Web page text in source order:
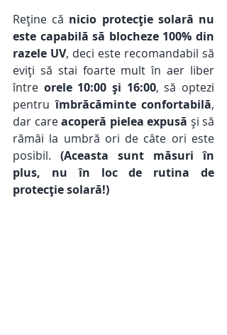
Reține că nicio protecție solară nu
este capabilă să blocheze 100% din
razele UV, deci este recomandabil să
eviți să stai foarte mult în aer liber
între orele 10:00 și 16:00, să optezi
pentru îmbrăcăminte confortabilă,
dar care acoperă pielea expusă și să
rămâi la umbră ori de câte ori este
posibil. (Aceasta sunt măsuri în
plus, nu în loc de rutina de
protecție solară!)